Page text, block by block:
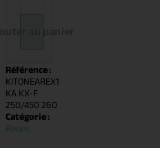
Référence :
KITONEAREX1
KA KX-F
250/450 260
Catégorie :
Roues